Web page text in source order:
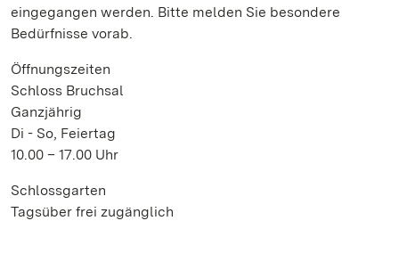
eingegangen werden. Bitte melden Sie besondere
Bedürfnisse vorab.
Öffnungszeiten
Schloss Bruchsal
Ganzjährig
Di - So, Feiertag
10.00 – 17.00 Uhr
Schlossgarten
Tagsüber frei zugänglich